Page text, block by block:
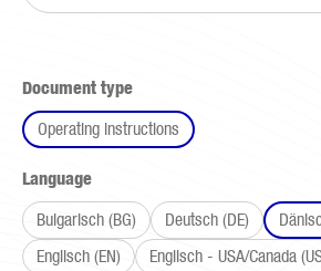
Select
Document type
Operating instructions
Select
Language
Bulgarisch (BG)
Deutsch (DE)
Englisch (EN)
Englisch - USA/Canada